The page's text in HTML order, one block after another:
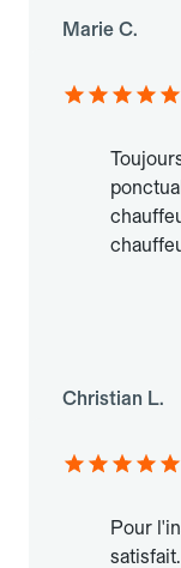
Marie C.
Christian L.
Pour
satisfait.